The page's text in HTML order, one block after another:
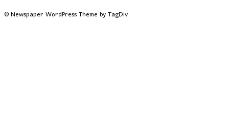
© Newspaper WordPress Theme by TagDiv